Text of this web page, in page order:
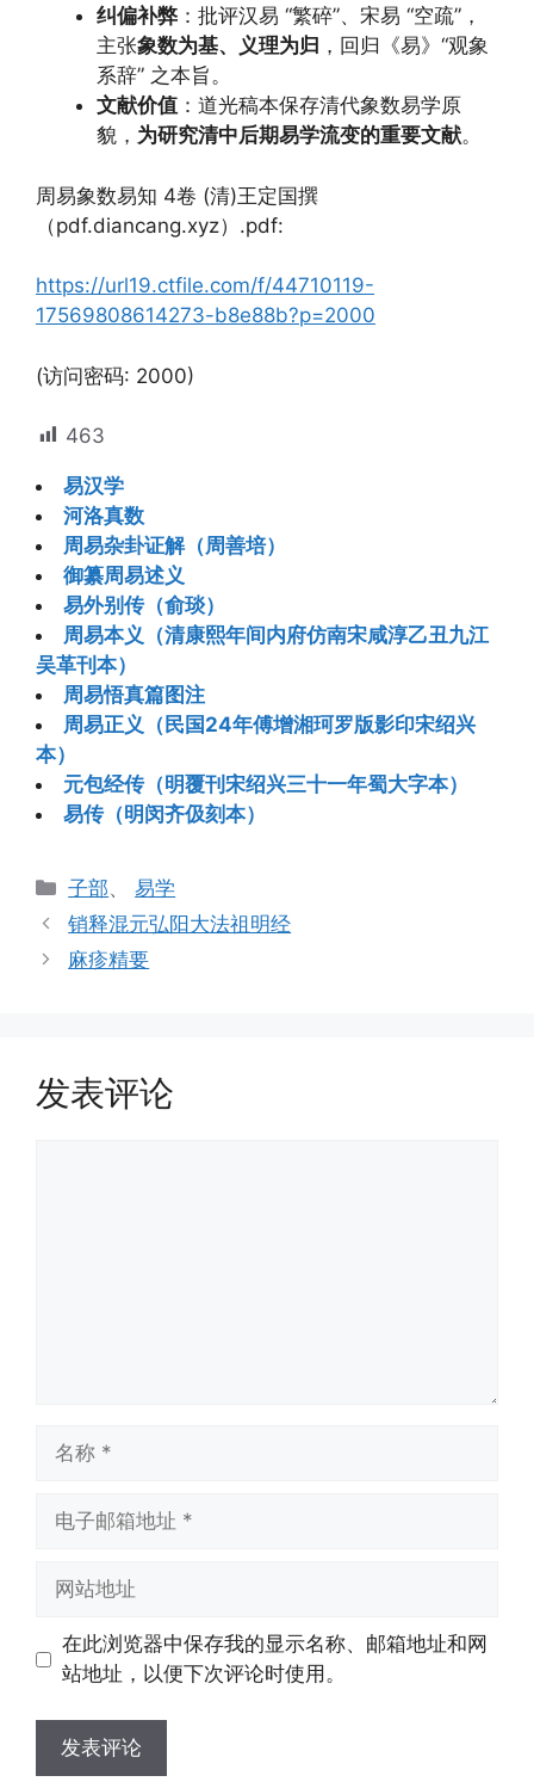
纠偏补弊 ：批评汉易 “繁碎”、宋易 “空疏”，
主张象数为基、义理为归 ，回归《易》“观象
系辞” 之本旨。
文献价值 ：道光稿本保存清代象数易学原
貌， 为研究清中后期易学流变的重要文献。
周易象数易知 4卷 (清)王定国撰
（pdf.diancang.xyz）.pdf:
https://url19.ctfile.com/f/44710119-
17569808614273-b8e88b?p=2000
(访问密码: 2000)
463
易汉学
河洛真数
周易杂卦证解（周善培）
御纂周易述义
易外别传（俞琰）
周易本义（清康熙年间内府仿南宋咸淳乙丑九江
吴革刊本）
周易悟真篇图注
周易正义（民国24年傅增湘珂罗版影印宋绍兴
本）
元包经传（明覆刊宋绍兴三十一年蜀大字本）
易传（明闵齐伋刻本）
分
类
子部、易学
销释混元弘阳大法祖明经
麻疹精要
发表评论
址
址
在此浏览器中保存我的显示名称、邮箱地址和网
站地址，以便下次评论时使用。